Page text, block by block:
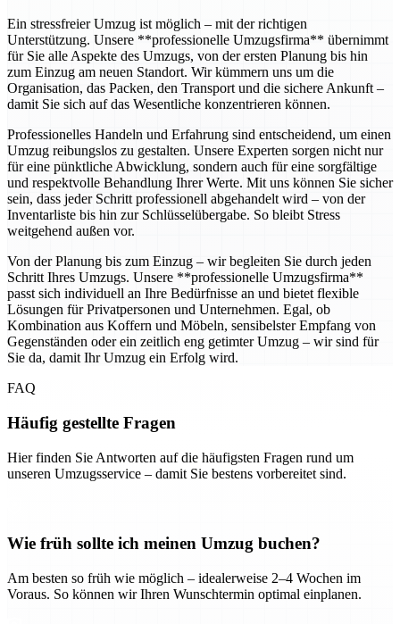
Ein stressfreier Umzug ist möglich – mit der richtigen
Unterstützung. Unsere **professionelle Umzugsfirma** übernimmt
für Sie alle Aspekte des Umzugs, von der ersten Planung bis hin
zum Einzug am neuen Standort. Wir kümmern uns um die
Organisation, das Packen, den Transport und die sichere Ankunft –
damit Sie sich auf das Wesentliche konzentrieren können.
Professionelles Handeln und Erfahrung sind entscheidend, um einen
Umzug reibungslos zu gestalten. Unsere Experten sorgen nicht nur
für eine pünktliche Abwicklung, sondern auch für eine sorgfältige
und respektvolle Behandlung Ihrer Werte. Mit uns können Sie sicher
sein, dass jeder Schritt professionell abgehandelt wird – von der
Inventarliste bis hin zur Schlüsselübergabe. So bleibt Stress
weitgehend außen vor.
Von der Planung bis zum Einzug – wir begleiten Sie durch jeden
Schritt Ihres Umzugs. Unsere **professionelle Umzugsfirma**
passt sich individuell an Ihre Bedürfnisse an und bietet flexible
Lösungen für Privatpersonen und Unternehmen. Egal, ob
Kombination aus Koffern und Möbeln, sensibelster Empfang von
Gegenständen oder ein zeitlich eng getimter Umzug – wir sind für
Sie da, damit Ihr Umzug ein Erfolg wird.
FAQ
Häufig gestellte Fragen
Hier finden Sie Antworten auf die häufigsten Fragen rund um
unseren Umzugsservice – damit Sie bestens vorbereitet sind.
Wie früh sollte ich meinen Umzug buchen?
Am besten so früh wie möglich – idealerweise 2–4 Wochen im
Voraus. So können wir Ihren Wunschtermin optimal einplanen.